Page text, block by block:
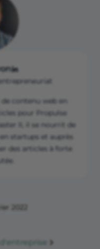
contenu web en
pour Propulse
II, il se nourrit de
startups et auprès
des articles à forte
2022